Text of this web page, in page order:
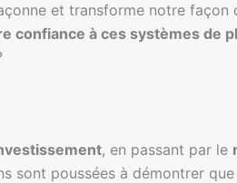
et transforme notre
confiance à ces systèmes de
, en passant par le
sont poussées à démontrer